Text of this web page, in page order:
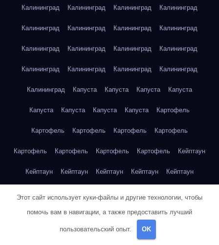
Калининград Калининград Калининград Калининград
Калининград Калининград Калининград Калининград
Калининград Калининград Калининград Калининград
Калининград Калининград Калининград Калининград
Калининград Капуста Капуста Капуста Капуста
Капуста Капуста Капуста Капуста Картофель
Картофель Картофель Картофель Картофель
Картофель Картофель Картофель Картофель Кейптаун
Кейптаун Кейптаун Кейптаун Кейптаун Кейптаун
Кейптаун Кейптаун Кейптаун Кейптаун Кейптаун
Кейптаун Кейптаун Кейптаун
Этот сайт использует куки-файлы и другие технологии, чтобы
помочь вам в навигации, а также предоставить лучший
пользовательский опыт. OK